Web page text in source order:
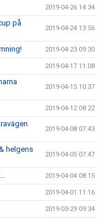
2019-04-26 14:34
på
2019-04-24 13:56
2019-04-23 09:30
2019-04-17 11:08
2019-04-15 10:37
2019-04-12 08:22
2019-04-08 07:43
helgens
2019-04-05 07:47
2019-04-04 08:15
2019-04-01 11:16
2019-03-29 09:34